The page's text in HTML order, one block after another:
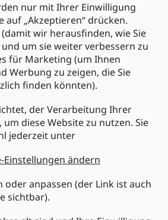
nur mit Ihrer Einwilligung
auf „Akzeptieren“ drücken.
wir herausfinden, wie Sie
um sie weiter verbessern zu
für Marketing (um Ihnen
Werbung zu zeigen, die Sie
finden könnten).
der Verarbeitung Ihrer
diese Website zu nutzen. Sie
jederzeit unter
Einstellungen ändern
anpassen (der Link ist auch
sichtbar).
und wir werden Ihnen Informationen
E-Shop zusenden.
den mükra Newsletter an,
kündbar! Mit der Anmeldung zum